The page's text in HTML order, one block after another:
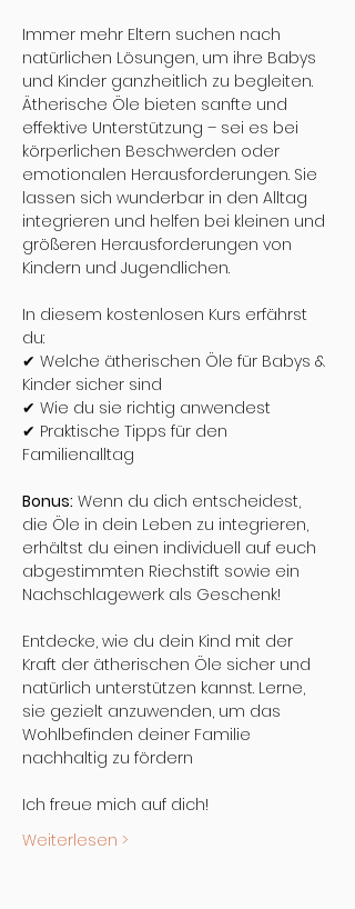
Immer mehr Eltern suchen nach
natürlichen Lösungen, um ihre Babys
und Kinder ganzheitlich zu begleiten.
Ätherische Öle bieten sanfte und
effektive Unterstützung – sei es bei
körperlichen Beschwerden oder
emotionalen Herausforderungen. Sie
lassen sich wunderbar in den Alltag
integrieren und helfen bei kleinen und
größeren Herausforderungen von
Kindern und Jugendlichen.
In diesem kostenlosen Kurs erfährst
du:
✔ Welche ätherischen Öle für Babys &
Kinder sicher sind
✔ Wie du sie richtig anwendest
✔ Praktische Tipps für den
Familienalltag
Bonus: Wenn du dich entscheidest,
die Öle in dein Leben zu integrieren,
erhältst du einen individuell auf euch
abgestimmten Riechstift sowie ein
Nachschlagewerk als Geschenk!
Entdecke, wie du dein Kind mit der
Kraft der ätherischen Öle sicher und
natürlich unterstützen kannst. Lerne,
sie gezielt anzuwenden, um das
Wohlbefinden deiner Familie
nachhaltig zu fördern
Ich freue mich auf dich!
Weiterlesen >